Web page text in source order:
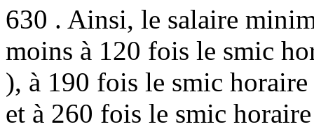
630 . Ainsi, le salaire
moins à 120 fois le smic
), à 190 fois le smic
et à 260 fois le smic